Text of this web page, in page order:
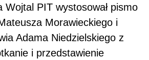
Wojtal PIT wystosował pismo
Morawieckiego i
Adama Niedzielskiego z
i przedstawienie